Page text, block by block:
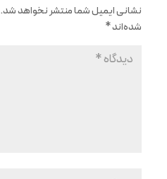
نشانی ایمیل شما منتشر نخواهد شد.
شده‌اند*